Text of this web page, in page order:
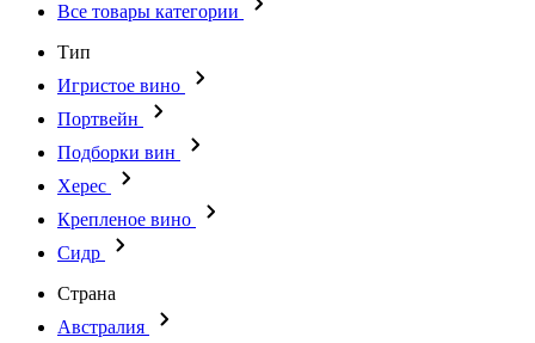
Все товары категории
Тип
Игристое вино
Портвейн
Подборки вин
Херес
Крепленое вино
Сидр
Страна
Австралия